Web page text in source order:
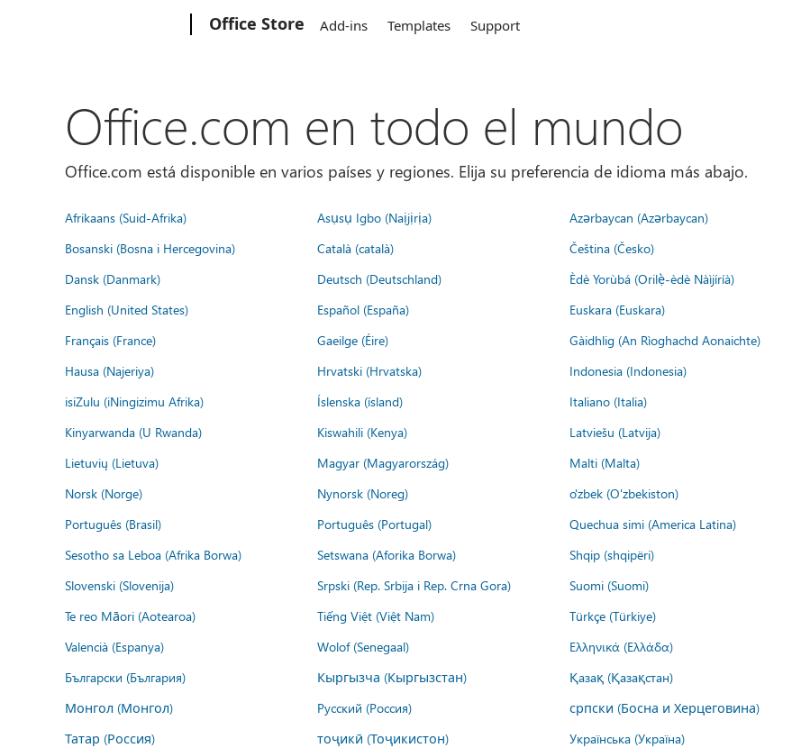
Office Store Add-ins Templates Support
Office.com en todo el mundo
Office.com está disponible en varios países y regiones. Elija su preferencia de idioma más abajo.
Afrikaans (Suid-Afrika) Asụsụ Igbo (Naịjịrịa) Azərbaycan (Azərbaycan)
Bosanski (Bosna i Hercegovina)
Català (català) Čeština (Česko)
Dansk (Danmark)
Deutsch (Deutschland) Èdè Yorùbá (Orilẹ̀-èdè Nàìjíríà)
English (United States)
Español (España) Euskara (Euskara)
Français (France)
Gaeilge (Éire) Gàidhlig (An Rìoghachd Aonaichte)
Hausa (Najeriya)
Hrvatski (Hrvatska) Indonesia (Indonesia)
isiZulu (iNingizimu Afrika)
Íslenska (ísland) Italiano (Italia)
Kinyarwanda (U Rwanda)
Kiswahili (Kenya) Latviešu (Latvija)
Lietuvių (Lietuva)
Magyar (Magyarország) Malti (Malta)
Norsk (Norge)
Nynorsk (Noreg) o'zbek (O'zbekiston)
Português (Brasil)
Português (Portugal) Quechua simi (America Latina)
Sesotho sa Leboa (Afrika Borwa)
Setswana (Aforika Borwa) Shqip (shqipëri)
Slovenski (Slovenija)
Srpski (Rep. Srbija i Rep. Crna Gora) Suomi (Suomi)
Te reo Māori (Aotearoa)
Tiếng Việt (Việt Nam) Türkçe (Türkiye)
Valencià (Espanya)
Wolof (Senegaal) Ελληνικά (Ελλάδα)
Български (България)
Кыргызча (Кыргызстан) Қазақ (Қазақстан)
Монгол (Монгол)
Русский (Россия) српски (Босна и Херцеговина)
Татар (Россия)
тоҷикӣ (Тоҷикистон) Українська (Україна)